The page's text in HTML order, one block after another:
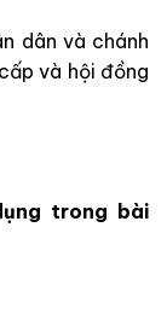
dân và chánh
và hội đồng
trong bài